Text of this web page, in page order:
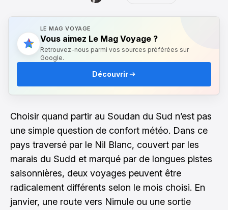
LE MAG VOYAGE
Vous aimez Le Mag Voyage ?
Retrouvez-nous parmi vos sources préférées sur
Google.
Découvrir
Choisir quand partir au Soudan du Sud n’est pas
une simple question de confort météo. Dans ce
pays traversé par le Nil Blanc, couvert par les
marais du Sudd et marqué par de longues pistes
saisonnières, deux voyages peuvent être
radicalement différents selon le mois choisi. En
janvier, une route vers Nimule ou une sortie